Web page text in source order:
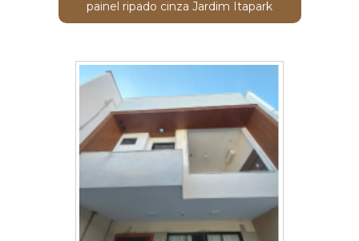
painel ripado cinza Jardim Itapark